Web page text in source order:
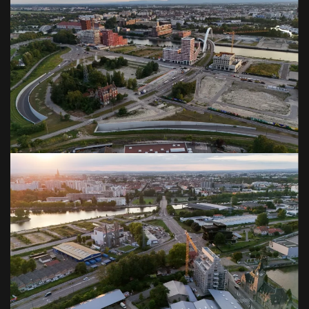
VOIR EN GRAND
VOIR EN GRAND